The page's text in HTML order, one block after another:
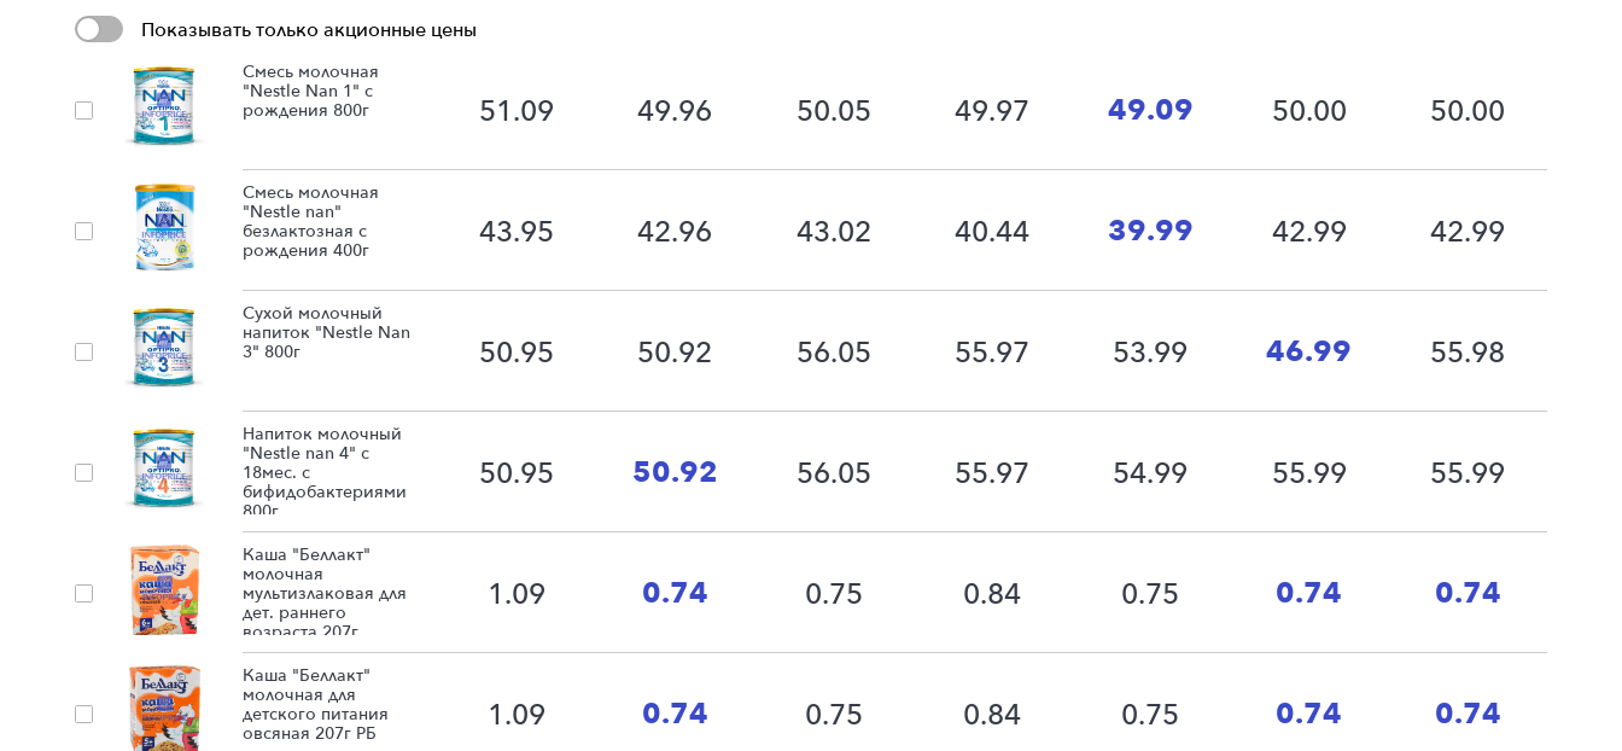
Показывать только акционные цены
Смесь молочная
"Nestle Nan 1" с
рождения 800г
Смесь молочная
"Nestle nan"
безлактозная с
рождения 400г
Сухой молочный
напиток "Nestle Nan
3" 800г
Напиток молочный
"Nestle nan 4" с
18мес. с
бифидобактериями
800г
Каша "Беллакт"
молочная
мультизлаковая для
дет. раннего
возраста 207г
Каша "Беллакт"
молочная для
детского питания
овсяная 207г РБ
51.09
43.95
50.95
50.95
1.09
1.09
49.96
42.96
50.92
50.92
0.74
0.74
50.05
43.02
56.05
56.05
0.75
0.75
49.97
40.44
55.97
55.97
0.84
0.84
49.09
39.99
53.99
54.99
0.75
0.75
50.00
42.99
46.99
55.99
0.74
0.74
50.00
42.99
55.98
55.99
0.74
0.74